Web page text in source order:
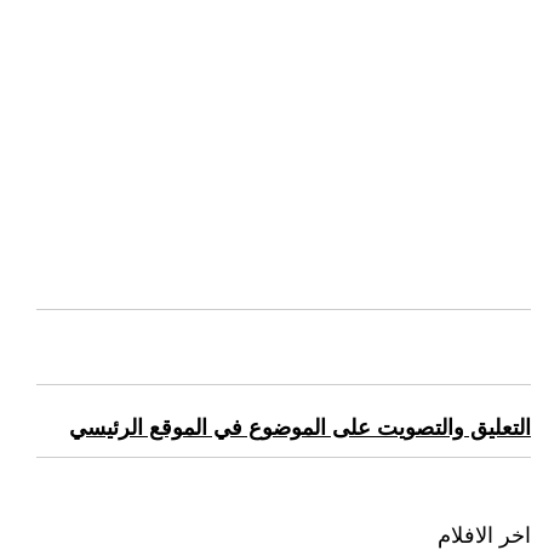
التعليق والتصويت على الموضوع في الموقع الرئيسي
اخر الافلام